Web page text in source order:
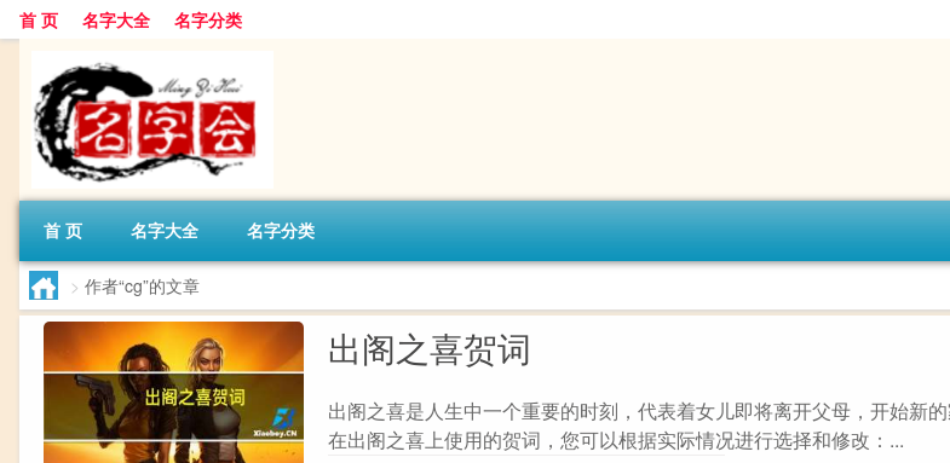
首 页 名字大全 名字分类
首 页 名字大全 名字分类
> 作者“cg”的文章
出阁之喜贺词
出阁之喜是人生中一个重要的时刻，代表着女儿即将离开父母，开始新
在出阁之喜上使用的贺词，您可以根据实际情况进行选择和修改：...